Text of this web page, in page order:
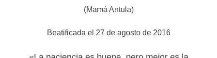
(Mamá Antula)
Beatificada el 27 de agosto de 2016